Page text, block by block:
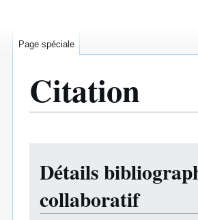
Citation
navigation
recherche
Détails
collaboratif
Page spéciale